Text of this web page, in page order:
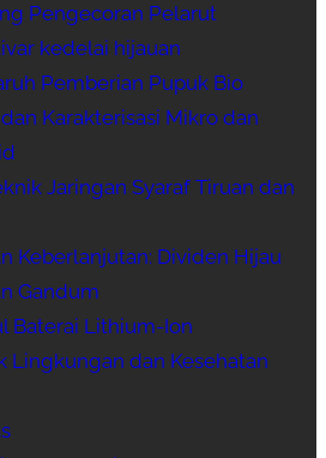
Pengecoran Pelarut
kedelai hijauan
Pemberian Pupuk Bio
Karakterisasi Mikro dan
Jaringan Syaraf Tiruan dan
Keberlanjutan: Dividen Hijau
Gandum
Baterai Lithium-Ion
Lingkungan dan Kesehatan